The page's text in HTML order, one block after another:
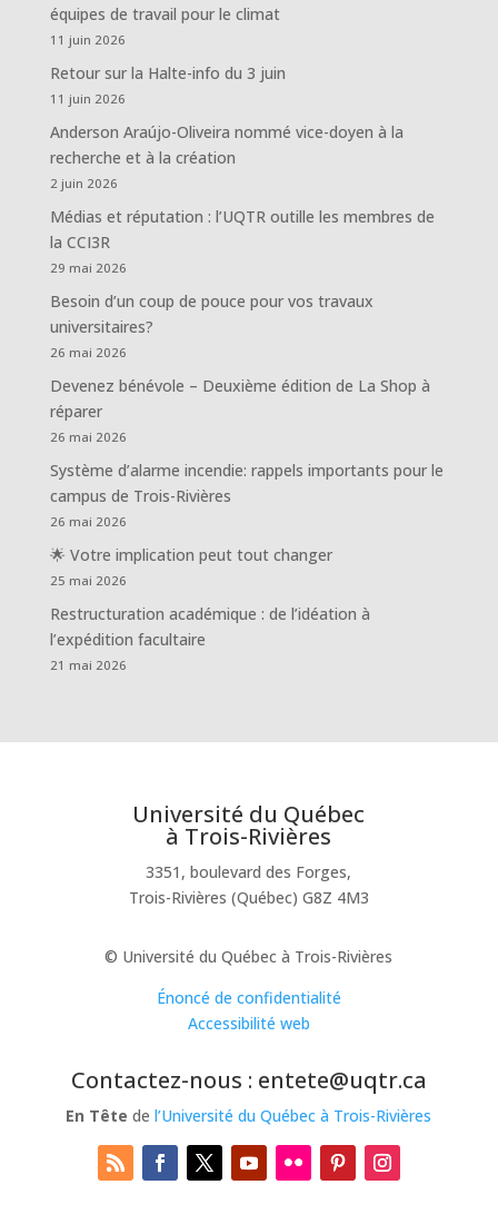
équipes de travail pour le climat
11 juin 2026
Retour sur la Halte-info du 3 juin
11 juin 2026
Anderson Araújo-Oliveira nommé vice-doyen à la
recherche et à la création
2 juin 2026
Médias et réputation : l’UQTR outille les membres de
la CCI3R
29 mai 2026
Besoin d’un coup de pouce pour vos travaux
universitaires?
26 mai 2026
Devenez bénévole – Deuxième édition de La Shop à
réparer
26 mai 2026
Système d’alarme incendie: rappels importants pour le
campus de Trois-Rivières
26 mai 2026
🌟 Votre implication peut tout changer
25 mai 2026
Restructuration académique : de l’idéation à
l’expédition facultaire
21 mai 2026
Université du Québec
à Trois-Rivières
3351, boulevard des Forges,
Trois-Rivières (Québec) G8Z 4M3
© Université du Québec à Trois-Rivières
Énoncé de confidentialité
Accessibilité web
Contactez-nous : entete@uqtr.ca
En Tête del’Université du Québec à Trois-Rivières